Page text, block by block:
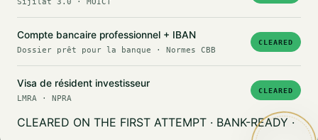
Compte bancaire professionnel + IBAN
Dossier prêt pour la banque · Normes CBB
CLEARED
Visa de résident investisseur
LMRA · NPRA
CLEARED
CLEARED ON THE FIRST ATTEMPT · BANK-READY ·